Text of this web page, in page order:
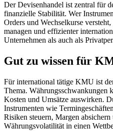
Der Devisenhandel ist zentral für
finanzielle Stabilität. Wer
Orders und Wechselkurse
managen und effizienter
Unternehmen als auch als
Gut zu wissen für
Für international tätige KMU ist
Thema. Währungsschwankungen
Kosten und Umsätze auswirken.
Instrumenten wie
Risiken steuern, Margen
Währungsvolatilität in einen